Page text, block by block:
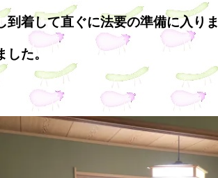
到着して直ぐに法要の準備に入り
した。